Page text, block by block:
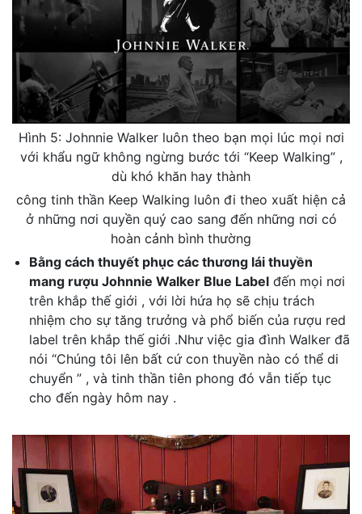
Hình 5: Johnnie Walker luôn theo bạn mọi lúc mọi nơi
với khẩu ngữ không ngừng bước tới “Keep Walking” ,
dù khó khăn hay thành
công tinh thần Keep Walking luôn đi theo xuất hiện cả
ở những nơi quyền quý cao sang đến những nơi có
hoàn cảnh bình thường
Bằng cách thuyết phục các thương lái thuyền
mang rượu Johnnie Walker Blue Labelđến mọi nơi
trên khắp thế giới , với lời hứa họ sẽ chịu trách
nhiệm cho sự tăng trưởng và phổ biến của rượu red
label trên khắp thế giới .Như việc gia đình Walker đã
nói “Chúng tôi lên bất cứ con thuyền nào có thể di
chuyển ” , và tinh thần tiên phong đó vẫn tiếp tục
cho đến ngày hôm nay .